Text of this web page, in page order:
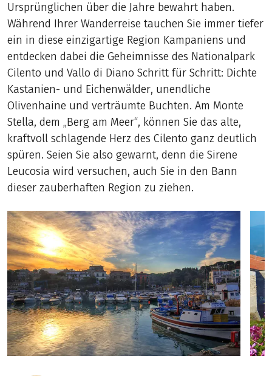
Ursprünglichen über die Jahre bewahrt haben.
Während Ihrer Wanderreise tauchen Sie immer tiefer
ein in diese einzigartige Region Kampaniens und
entdecken dabei die Geheimnisse des Nationalpark
Cilento und Vallo di Diano Schritt für Schritt: Dichte
Kastanien- und Eichenwälder, unendliche
Olivenhaine und verträumte Buchten. Am Monte
Stella, dem „Berg am Meer“, können Sie das alte,
kraftvoll schlagende Herz des Cilento ganz deutlich
spüren. Seien Sie also gewarnt, denn die Sirene
Leucosia wird versuchen, auch Sie in den Bann
dieser zauberhaften Region zu ziehen.